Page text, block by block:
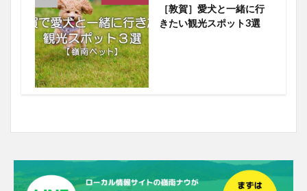
［敦賀］愛犬と一緒に行
きたい観光スポット3選